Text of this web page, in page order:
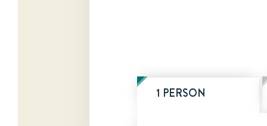
1 PERSON